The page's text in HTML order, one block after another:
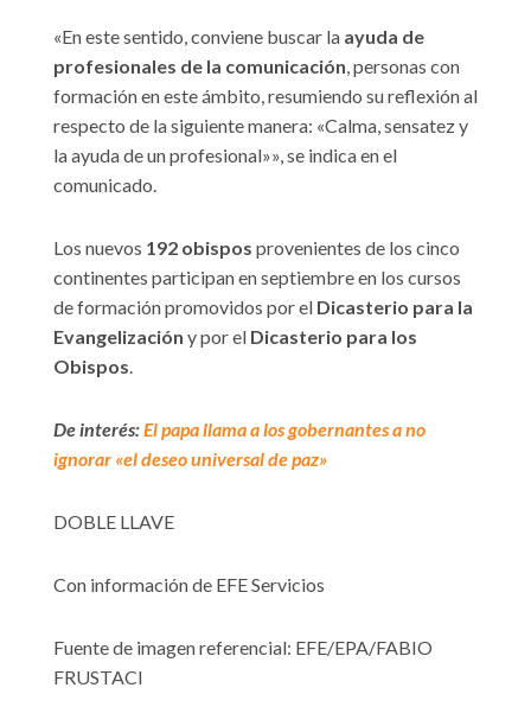
«En este sentido, conviene buscar la ayuda de
profesionales de la comunicación, personas con
formación en este ámbito, resumiendo su reflexión al
respecto de la siguiente manera: «Calma, sensatez y
la ayuda de un profesional»», se indica en el
comunicado.
Los nuevos 192 obispos provenientes de los cinco
continentes participan en septiembre en los cursos
de formación promovidos por el Dicasterio para la
Evangelización y por el Dicasterio para los
Obispos.
De interés:El papa llama a los gobernantes a no
ignorar «el deseo universal de paz»
DOBLE LLAVE
Con información de EFE Servicios
Fuente de imagen referencial: EFE/EPA/FABIO
FRUSTACI